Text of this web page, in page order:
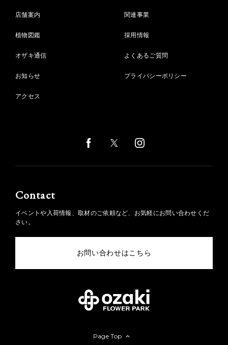
店舗案内
植物図鑑
オザキ通信
お知らせ
アクセス
関連事業
採用情報
よくあるご質問
プライバシーポリシー
Contact
イベントや入荷情報、取材のご依頼など、お気軽にお問い合わせくだ
さい。
お問い合わせはこちら
Page Top